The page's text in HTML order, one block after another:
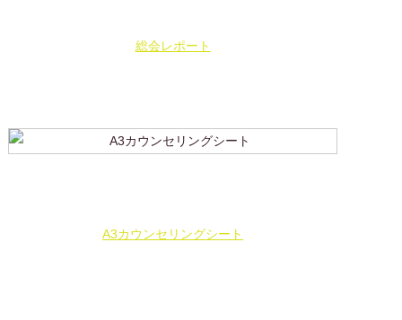
総会レポート
A3カウンセリングシート